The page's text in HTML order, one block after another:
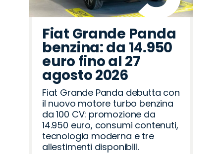
Fiat Grande Panda
benzina: da 14.950
euro fino al 27
agosto 2026
Fiat Grande Panda debutta con
il nuovo motore turbo benzina
da 100 CV: promozione da
14.950 euro, consumi contenuti,
tecnologia moderna e tre
allestimenti disponibili.